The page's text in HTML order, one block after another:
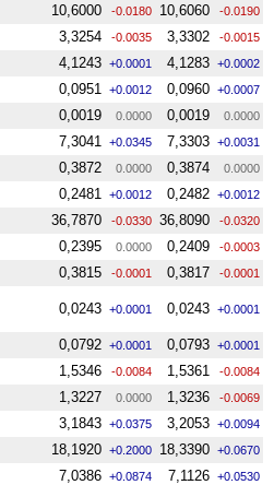
10,6000 -0.0180 10,6060 -0.0190
3,3254 -0.0035 3,3302 -0.0015
4,1243 +0.0001 4,1283 +0.0002
0,0951 +0.0012 0,0960 +0.0007
0,0019 0.0000 0,0019 0.0000
7,3041 +0.0345 7,3303 +0.0031
0,3872 0.0000 0,3874 0.0000
0,2481 +0.0012 0,2482 +0.0012
36,7870 -0.0330 36,8090 -0.0320
0,2395 0.0000 0,2409 -0.0003
0,3815 -0.0001 0,3817 -0.0001
0,0243 +0.0001 0,0243 +0.0001
0,0792 +0.0001 0,0793 +0.0001
1,5346 -0.0084 1,5361 -0.0084
1,3227 0.0000 1,3236 -0.0069
3,1843 +0.0375 3,2053 +0.0094
18,1920 +0.2000 18,3390 +0.0670
7,0386 +0.0874 7,1126 +0.0530